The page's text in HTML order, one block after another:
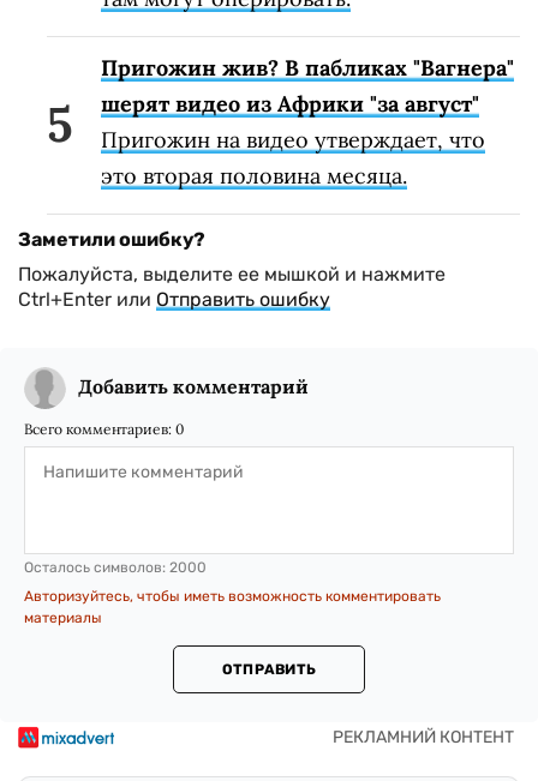
Пригожин жив? В пабликах "Вагнера"
шерят видео из Африки "за август"
Пригожин на видео утверждает, что
это вторая половина месяца.
Заметили ошибку?
Пожалуйста, выделите ее мышкой и нажмите
Ctrl+Enter или Отправить ошибку
Добавить комментарий
Всего комментариев: 0
Осталось символов: 2000
Авторизуйтесь, чтобы иметь возможность комментировать
материалы
ОТПРАВИТЬ